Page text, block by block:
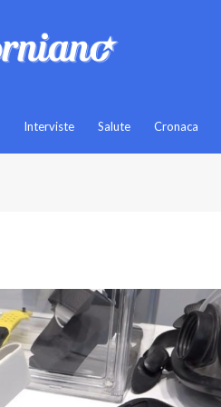
Interviste Salute Cronaca